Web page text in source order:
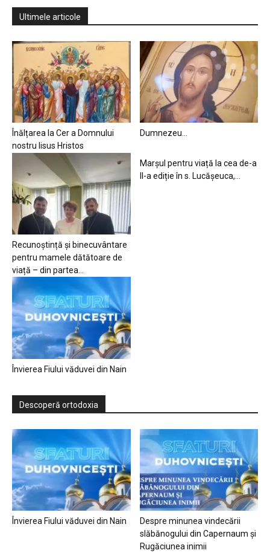
Ultimele articole
Înălțarea la Cer a Domnului
nostru Iisus Hristos
Dumnezeu…
Recunoștință și binecuvântare
pentru mamele dătătoare de
viață – din partea...
Marșul pentru viață la cea de-a
II-a ediție în s. Lucășeuca,...
Învierea Fiului văduvei din Nain
Descoperă ortodoxia
Învierea Fiului văduvei din Nain
Despre minunea vindecării
slăbănogului din Capernaum și
Rugăciunea inimii